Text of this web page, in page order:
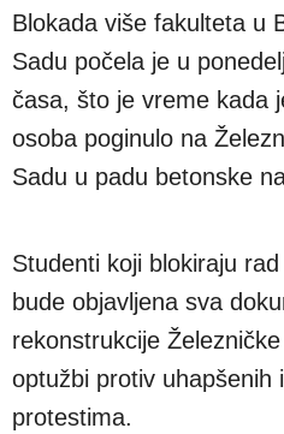
Blokada više fakulteta u
Sadu počela je u
časa, što je vreme kada
osoba poginulo na
Sadu u padu betonske
Studenti koji blokiraju
bude objavljena sva
rekonstrukcije
optužbi protiv uhapšenih
protestima.